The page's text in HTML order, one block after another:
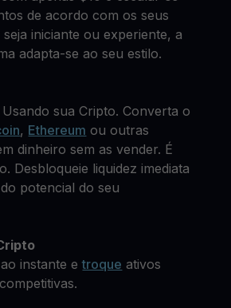
de acordo com os seus
iniciante ou experiente, a
adapta-se ao seu estilo.
sua Cripto. Converta o
, Ethereum ou outras
dinheiro sem as vender. É
Desbloqueie liquidez imediata
potencial do seu
instante etroque ativos